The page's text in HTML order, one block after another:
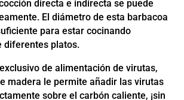
directa e indirecta se puede
El diámetro de esta barbacoa
para estar cocinando
diferentes platos.
de alimentación de virutas,
madera le permite añadir las virutas
sobre el carbón caliente, ¡sin